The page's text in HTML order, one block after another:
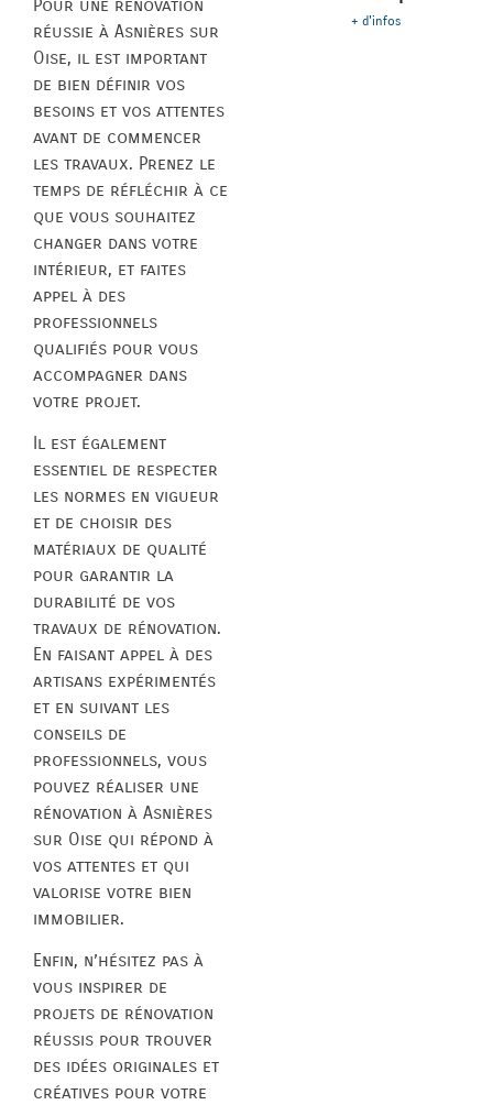
Pour une rénovation
réussie à Asnières sur
Oise, il est important
de bien définir vos
besoins et vos attentes
avant de commencer
les travaux. Prenez le
temps de réfléchir à ce
que vous souhaitez
changer dans votre
intérieur, et faites
appel à des
professionnels
qualifiés pour vous
accompagner dans
votre projet.
Il est également
essentiel de respecter
les normes en vigueur
et de choisir des
matériaux de qualité
pour garantir la
durabilité de vos
travaux de rénovation.
En faisant appel à des
artisans expérimentés
et en suivant les
conseils de
professionnels, vous
pouvez réaliser une
rénovation à Asnières
sur Oise qui répond à
vos attentes et qui
valorise votre bien
immobilier.
Enfin, n’hésitez pas à
vous inspirer de
projets de rénovation
réussis pour trouver
des idées originales et
créatives pour votre
+ d'infos